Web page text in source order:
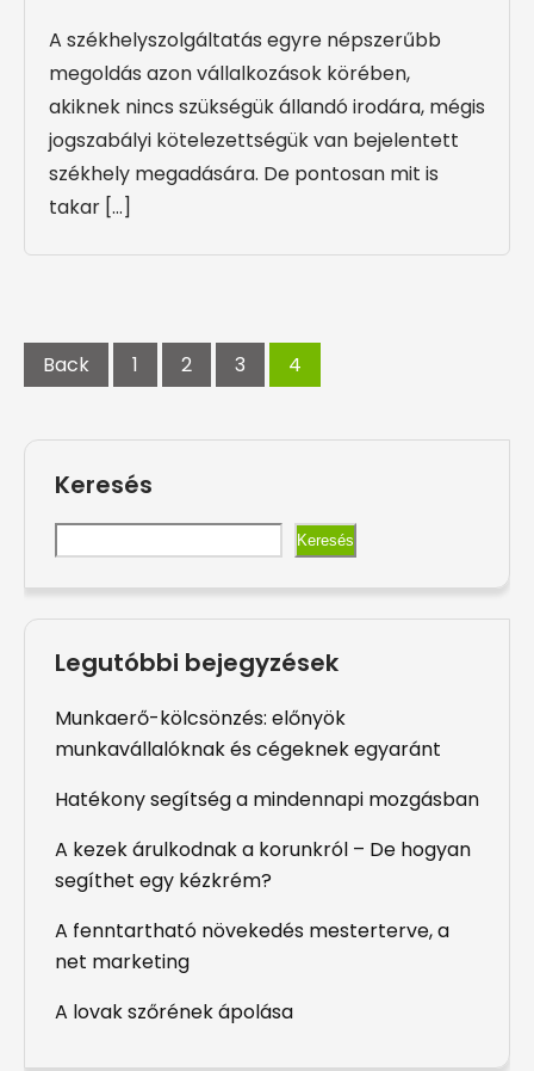
A székhelyszolgáltatás egyre népszerűbb
megoldás azon vállalkozások körében,
akiknek nincs szükségük állandó irodára, mégis
jogszabályi kötelezettségük van bejelentett
székhely megadására. De pontosan mit is
takar […]
navigation
Back 1 2 3 4
Keresés
Keresés
Legutóbbi bejegyzések
Munkaerő-kölcsönzés: előnyök
munkavállalóknak és cégeknek egyaránt
Hatékony segítség a mindennapi mozgásban
A kezek árulkodnak a korunkról – De hogyan
segíthet egy kézkrém?
A fenntartható növekedés mesterterve, a
net marketing
A lovak szőrének ápolása